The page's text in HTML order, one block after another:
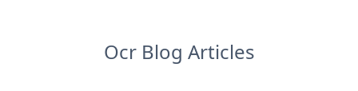
Ocr Blog Articles